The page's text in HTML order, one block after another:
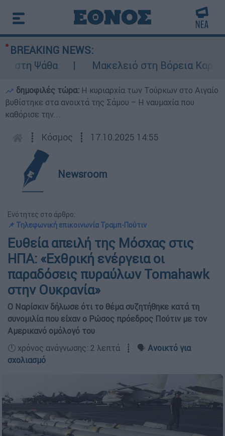
BREAKING NEWS:
Ψάθα
Μακελειό στη Βόρεια Καρολίνα
δημοφιλές τώρα: Η κυριαρχία των Τούρκων στο Αιγαίο
βυθίστηκε στα ανοιχτά της Σάμου – Η ναυμαχία που
καθόρισε την...
┋ Κόσμος ┋ 17.10.2025 14:55
Newsroom
Ενότητες στο άρθρο:
📌 Τηλεφωνική επικοινωνία Τραμπ-Πούτιν
Ευθεία απειλή της Μόσχας στις
ΗΠΑ: «Εχθρική ενέργεια οι
παραδόσεις πυραύλων Tomahawk
στην Ουκρανία»
Ο Ναρίσκιν δήλωσε ότι το θέμα συζητήθηκε κατά τη
συνομιλία που είχαν ο Ρώσος πρόεδρος Πούτιν με τον
Αμερικανό ομόλογό του
🕛 χρόνος ανάγνωσης: 2 λεπτά ┋ 🗣️ Ανοικτό για
σχολιασμό